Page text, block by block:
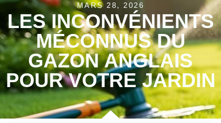
MARS 28, 2026
LES INCONVÉNIENTS
MÉCONNUS DU
GAZON ANGLAIS
POUR VOTRE JARDIN